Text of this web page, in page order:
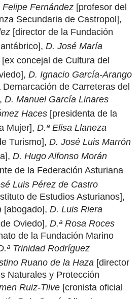
Felipe Fernández [profesor del
Secundaria de Castropol],
[director de la Fundación
D. José María
[ex concejal de Cultura del
D. Ignacio García-Arango
de Carreteras del
D. Manuel García Linares
Haces [presidenta de la
Mujer], D.ª Elisa Llaneza
Turismo], D. José Luis Marrón
D. Hugo Alfonso Morán
de la Federación Asturiana
Luis Pérez de Castro
de Estudios Asturianos],
[abogado], D. Luis Riera
Oviedo], D.ª Rosa Roces
de la Fundación Marino
Trinidad Rodríguez
Ruano de la Haza [director
Naturales y Protección
Ruiz-Tilve [cronista oficial